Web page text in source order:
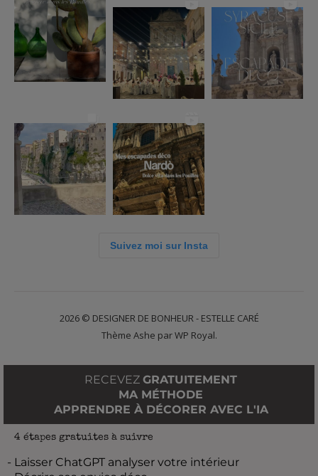
Suivez moi sur Insta
2026 © DESIGNER DE BONHEUR - ESTELLE CARÉ
Thème Ashe parWP Royal.